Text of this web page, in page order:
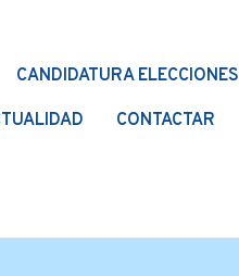
CANDIDATURA ELECCIONES
CONTACTAR